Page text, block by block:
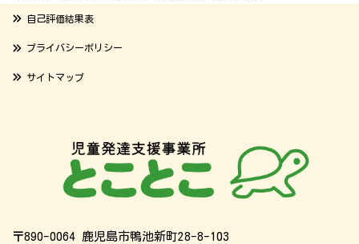
自己評価結果表
プライバシーポリシー
サイトマップ
〒890-0064 鹿児島市鴨池新町28-8-103